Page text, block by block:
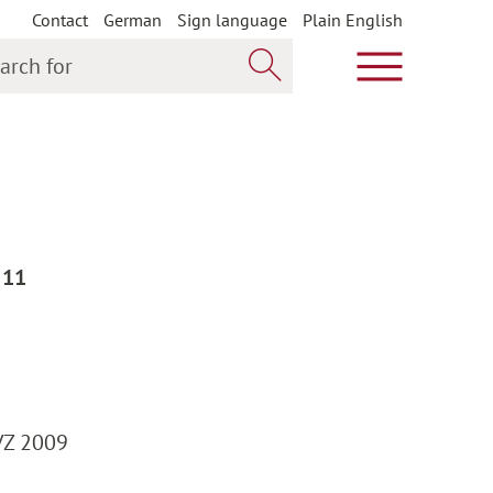
Contact German Sign language
Plain English
Show main
2009